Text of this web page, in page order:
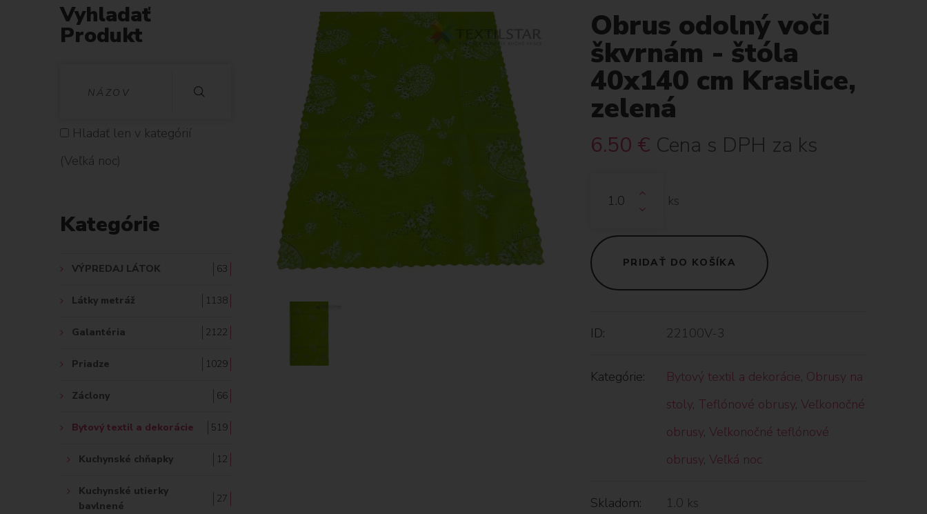
Obrus odolný voči
škvrnám - štóla
40x140 cm Kraslice,
zelená
6.50 € Cena s DPH za ks
ks
PRIDAŤ DO KOŠÍKA
ID: 22100V-3
Kategórie: Bytový textil a dekorácie, Obrusy na
stoly, Teflónové obrusy, Veľkonočné
obrusy, Veľkonočné teflónové
obrusy, Veľká noc
Skladom: 1.0 ks
Vyhladať
Produkt
H
L
D
Ť
:
Hladať len v kategórií
(Veľká noc)
Kategórie
VÝPREDAJ LÁTOK 63
Látky metráž 1138
Galantéria 2122
Priadze 1029
Záclony 66
Bytový textil a dekorácie 519
Kuchynské chňapky 12
Kuchynské utierky
bavlnené
27